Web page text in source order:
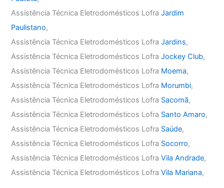
Assistência Técnica Eletrodomésticos LofraJardim
Paulistano,
Assistência Técnica Eletrodomésticos LofraJardins,
Assistência Técnica Eletrodomésticos LofraJockey Club,
Assistência Técnica Eletrodomésticos Lofra Moema,
Assistência Técnica Eletrodomésticos Lofra Morumbi,
Assistência Técnica Eletrodomésticos Lofra Sacomã,
Assistência Técnica Eletrodomésticos Lofra Santo Amaro,
Assistência Técnica Eletrodomésticos Lofra Saúde,
Assistência Técnica Eletrodomésticos Lofra Socorro,
Assistência Técnica Eletrodomésticos LofraVila Andrade,
Assistência Técnica Eletrodomésticos LofraVila Mariana,